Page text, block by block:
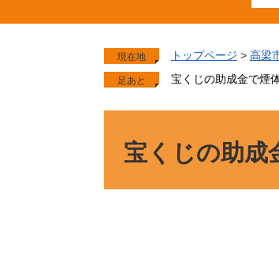
現在地 トップページ > 高梁
足あと 宝くじの助成金で煙
宝くじの助成